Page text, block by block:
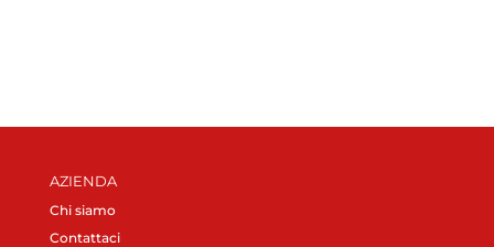
AZIENDA
Chi siamo
Contattaci